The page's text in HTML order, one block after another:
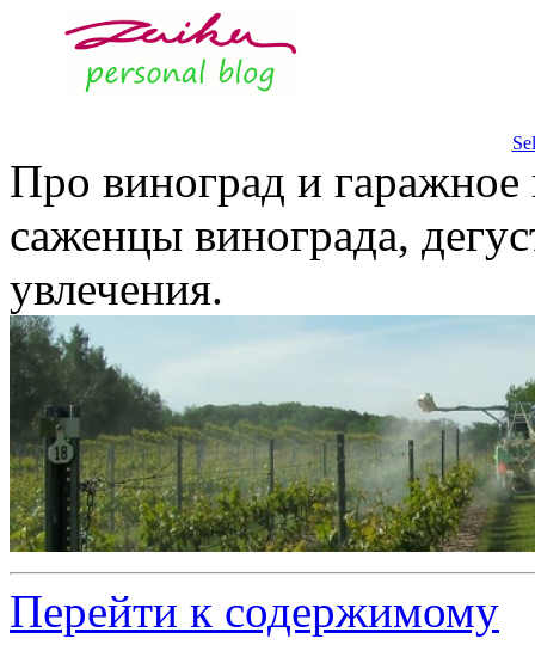
Про виноград и
саженцы винограда,
увлечения.
Перейти к содержимому